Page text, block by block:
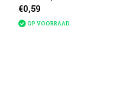
€0,59
OP VOORRAAD